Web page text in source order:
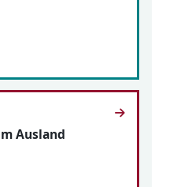
Ausland